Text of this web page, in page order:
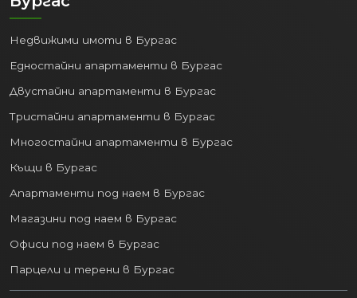
Недвижими имоти в Бургас
Едностайни апартаменти в Бургас
Двустайни апартаменти в Бургас
Тристайни апартаменти в Бургас
Многостайни апартаменти в Бургас
Къщи в Бургас
Апартаменти под наем в Бургас
Магазини под наем в Бургас
Офиси под наем в Бургас
Парцели и терени в Бургас